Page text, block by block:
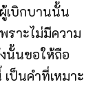
เบิกบานนั้น
ราะไม่มีความ
นั้นขอให้ถือ
ป็นคำที่เหมาะ